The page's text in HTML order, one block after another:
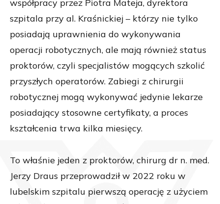
współpracy przez Piotra Mateja, dyrektora
szpitala przy al. Kraśnickiej – którzy nie tylko
posiadają uprawnienia do wykonywania
operacji robotycznych, ale mają również status
proktorów, czyli specjalistów mogących szkolić
przyszłych operatorów. Zabiegi z chirurgii
robotycznej mogą wykonywać jedynie lekarze
posiadający stosowne certyfikaty, a proces
kształcenia trwa kilka miesięcy.
To właśnie jeden z proktorów, chirurg dr n. med.
Jerzy Draus przeprowadził w 2022 roku w
lubelskim szpitalu pierwszą operację z użyciem